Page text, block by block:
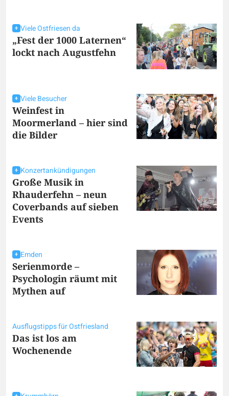
Viele Ostfriesen da
„Fest der 1000 Laternen“
lockt nach Augustfehn
Viele Besucher
Weinfest in
Moormerland – hier sind
die Bilder
Konzertankündigungen
Große Musik in
Rhauderfehn – neun
Coverbands auf sieben
Events
Emden
Serienmorde –
Psychologin räumt mit
Mythen auf
Ausflugstipps für Ostfriesland
Das ist los am
Wochenende